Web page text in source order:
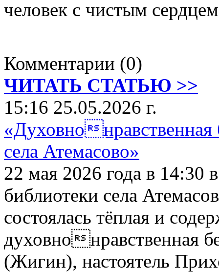
человек с чистым
Комментарии (0)
ЧИТАТЬ СТАТЬЮ >>
15:16 25.05.2026 г.
«Духовнонравственная
села Атемасово»
22 мая 2026 года в 14:30
библиотеки села
состоялась тёплая и
духовнонравственная
(Жигин), настоятель